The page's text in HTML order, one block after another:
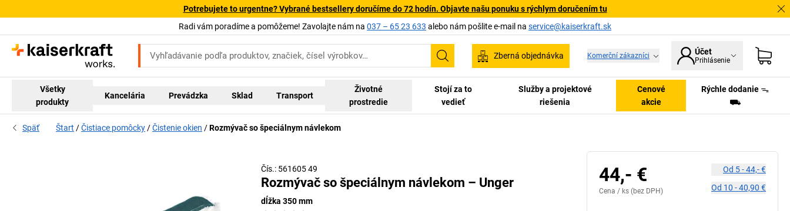
Potrebujete to urgentne? Vybrané bestsellery doručíme do 72 hodín. Objavte našu ponuku s rýchlym doručením tu
Radi vám poradíme a pomôžeme! Zavolajte nám na 037 – 65 23 633 alebo nám pošlite e-mail na service@kaiserkraft.sk
Vyhľadávanie
Zberná objednávka Komerční zákazníci Účet
Prihlásenie
Všetky
produkty
Kancelária Prevádzka Sklad Transport
Životné
prostredie
Stojí za to
vedieť
Služby a projektové
riešenia
Cenové
akcie
Rýchle dodanie ᯓ
⛟
Späť Štart Čistiace pomôcky Čistenie okien Rozmývač so špeciálnym návlekom
Čís.: 561605 49
Rozmývač so špeciálnym návlekom – Unger
dĺžka 350 mm
44,- €
Cena / ks (bez DPH)
Od 5-44,- €
Od 10 -40,90 €